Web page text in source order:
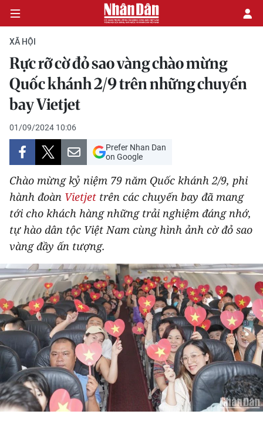
CHÍNH TRỊ
KINH TẾ
VĂN HÓA
XÃ HỘI
PHÁP LUẬT
DU LỊCH
THẾ GIỚI
THỂ THAO
GIÁO DỤC
Y TẾ
KHOA HỌC - CÔNG NGHỆ
MÔI TRƯỜNG
XÃ HỘI
Rực rỡ cờ đỏ sao vàng chào mừng
Quốc khánh 2/9 trên những chuyến
bay Vietjet
01/09/2024 10:06
Prefer Nhan Dan
on Google
Chào mừng kỷ niệm 79 năm Quốc khánh 2/9, phi
hành đoàn Vietjet trên các chuyến bay đã mang
tới cho khách hàng những trải nghiệm đáng nhớ,
tự hào dân tộc Việt Nam cùng hình ảnh cờ đỏ sao
vàng đầy ấn tượng.